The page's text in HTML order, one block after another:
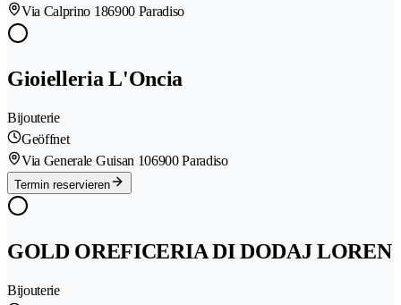
Via Calprino 186900 Paradiso
Gioielleria L'Oncia
Bijouterie
Geöffnet
Via Generale Guisan 106900 Paradiso
Termin reservieren
GOLD OREFICERIA DI DODAJ LOREN
Bijouterie